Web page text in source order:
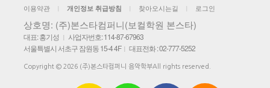
이용약관 개인정보 취급방침 찾아오시는길 로그인
상호명: (주)본스타컴퍼니(보컬학원 본스타)
대표: 홍기성
사업자번호: 114-87-67963
서울특별시 서초구 잠원동 15-4 4F
대표전화 : 02-777-5252
Copyright © 2026 (주)본스타컴퍼니 음악학부All rights reserved.